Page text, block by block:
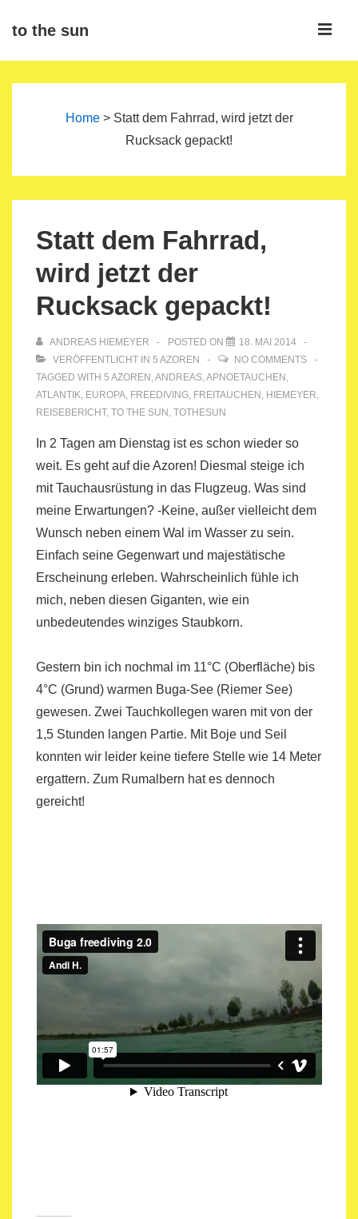
Zumto the sun
Home> Statt dem Fahrrad, wird jetzt der
Rucksack gepackt!
Statt dem Fahrrad,
wird jetzt der
Rucksack gepackt!
ANDREAS HIEMEYER POSTED ON
18. MAI 2014
VERÖFFENTLICHT IN 5 AZOREN
NO COMMENTS
TAGGED WITH 5 AZOREN ,ANDREAS,APNOETAUCHEN ,
ATLANTIK, EUROPA, FREEDIVING, FREITAUCHEN , HIEMEYER,
REISEBERICHT, TO THE SUN , TOTHESUN
In 2 Tagen am Dienstag ist es schon wieder so
weit. Es geht auf die Azoren! Diesmal steige ich
mit Tauchausrüstung in das Flugzeug. Was sind
meine Erwartungen? -Keine, außer vielleicht dem
Wunsch neben einem Wal im Wasser zu sein.
Einfach seine Gegenwart und majestätische
Erscheinung erleben. Wahrscheinlich fühle ich
mich, neben diesen Giganten, wie ein
unbedeutendes winziges Staubkorn.
Gestern bin ich nochmal im 11°C (Oberfläche) bis
4°C (Grund) warmen Buga-See (Riemer See)
gewesen. Zwei Tauchkollegen waren mit von der
1,5 Stunden langen Partie. Mit Boje und Seil
konnten wir leider keine tiefere Stelle wie 14 Meter
ergattern. Zum Rumalbern hat es dennoch
gereicht!